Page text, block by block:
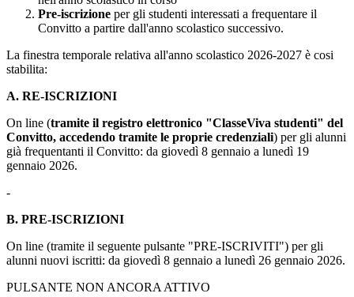
Pre-iscrizione per gli studenti interessati a frequentare il
Convitto a partire dall'anno scolastico successivo.
La finestra temporale relativa all'anno scolastico 2026-2027 è cosi
stabilita:
A. RE-ISCRIZIONI
On line (tramite il registro elettronico "ClasseViva studenti" del
Convitto, accedendo tramite le proprie credenziali) per gli alunni
già frequentanti il Convitto: da giovedì 8 gennaio a lunedì 19
gennaio 2026.
-
B. PRE-ISCRIZIONI
On line (tramite il seguente pulsante "PRE-ISCRIVITI") per gli
alunni nuovi iscritti: da giovedì 8 gennaio a lunedì 26 gennaio 2026.
PULSANTE NON ANCORA ATTIVO